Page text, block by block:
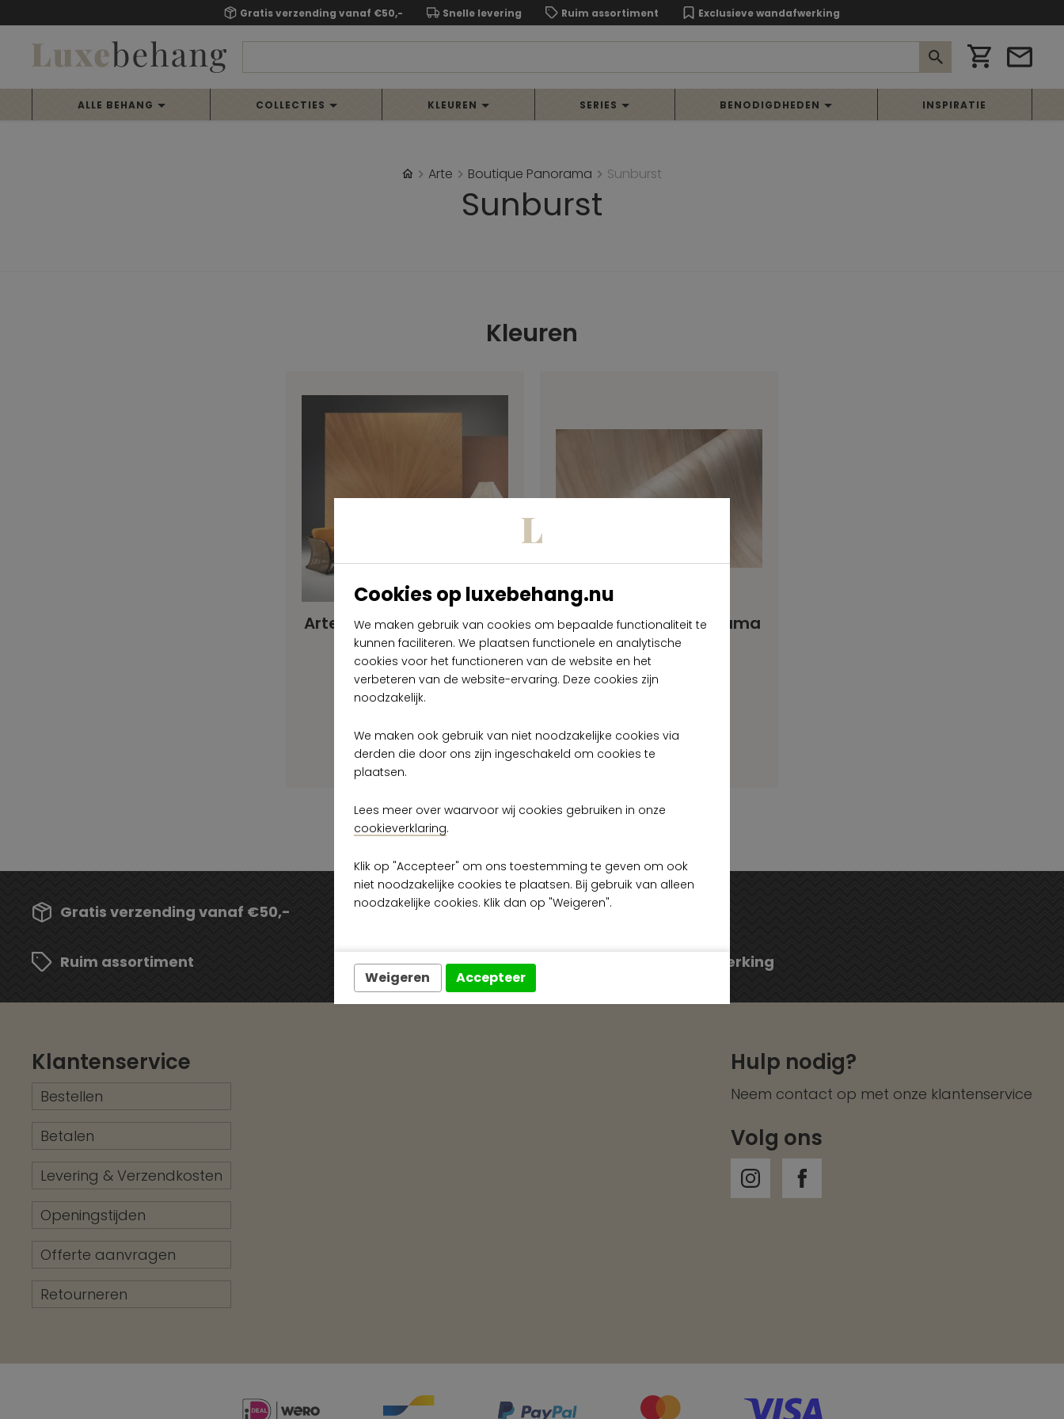
Cookies op luxebehang.nu
We maken gebruik van cookies om bepaalde functionaliteit te
kunnen faciliteren. We plaatsen functionele en analytische
cookies voor het functioneren van de website en het
verbeteren van de website-ervaring. Deze cookies zijn
noodzakelijk.
We maken ook gebruik van niet noodzakelijke cookies via
derden die door ons zijn ingeschakeld om cookies te
plaatsen.
Lees meer over waarvoor wij cookies gebruiken in onze
cookieverklaring.
Klik op "Accepteer" om ons toestemming te geven om ook
niet noodzakelijke cookies te plaatsen. Bij gebruik van alleen
noodzakelijke cookies. Klik dan op "Weigeren".
Weigeren Accepteer
Gratis verzending vanaf €50,- Snelle levering Ruim assortiment Exclusieve wandafwerking
ALLE BEHANG COLLECTIES KLEUREN SERIES BENODIGDHEDEN INSPIRATIE
Arte Boutique Panorama Sunburst
Sunburst
Kleuren
Arte Boutique Panorama
Sunburst 90511
€ 2.899,00 per rol
Arte Boutique Panorama
Sunburst 90510
€ 2.899,00
Gratis verzending vanaf €50,- Snelle levering
Ruim assortiment Exclusieve wandafwerking
Klantenservice
Bestellen
Betalen
Levering & Verzendkosten
Openingstijden
Offerte aanvragen
Retourneren
Hulp nodig?
Neem contact op met onze klantenservice
Volg ons